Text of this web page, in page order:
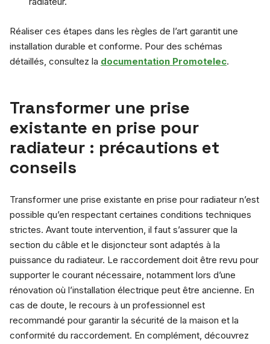
Réaliser ces étapes dans les règles de l’art garantit une
installation durable et conforme. Pour des schémas
détaillés, consultez la documentation Promotelec.
Transformer une prise
existante en prise pour
radiateur : précautions et
conseils
Transformer une prise existante en prise pour radiateur n’est
possible qu’en respectant certaines conditions techniques
strictes. Avant toute intervention, il faut s’assurer que la
section du câble et le disjoncteur sont adaptés à la
puissance du radiateur. Le raccordement doit être revu pour
supporter le courant nécessaire, notamment lors d’une
rénovation où l’installation électrique peut être ancienne. En
cas de doute, le recours à un professionnel est
recommandé pour garantir la sécurité de la maison et la
conformité du raccordement. En complément, découvrez